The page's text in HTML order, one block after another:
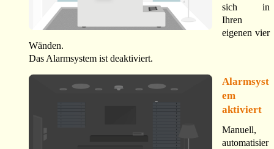
sich in
Ihren
eigenen vier
Wänden.
Das Alarmsystem ist deaktiviert.
Alarmsyst
em
aktiviert
Manuell,
automatisier